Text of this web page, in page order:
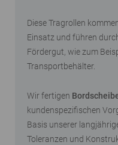
Diese Tragrollen
Einsatz und führen
Fördergut, wie zum
Transportbehälter.
Wir fertigen
kundenspezifischen
Basis unserer
Toleranzen und